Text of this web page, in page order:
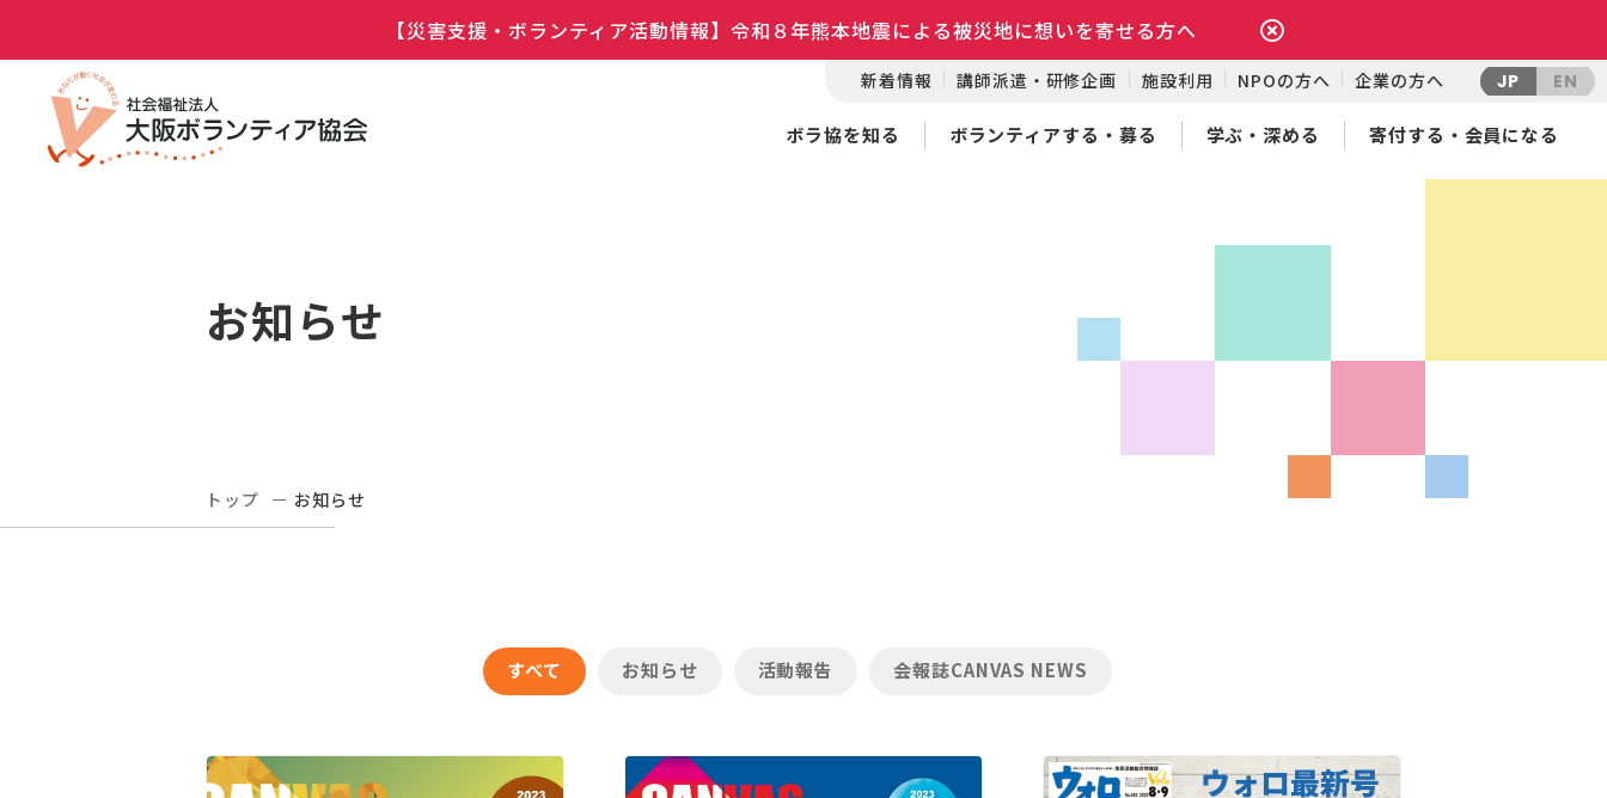
【災害支援・ボランティア活動情報】令和８年熊本地震による被災地に想いを寄せる方へ
新着情報 講師派遣・研修企画 施設利用 NPOの方へ 企業の方へ JP EN
ボラ協を知る ボランティアする・募る 学ぶ・深める 寄付する・会員になる
お知らせ
トップ お知らせ
すべて お知らせ 活動報告 会報誌CANVAS NEWS